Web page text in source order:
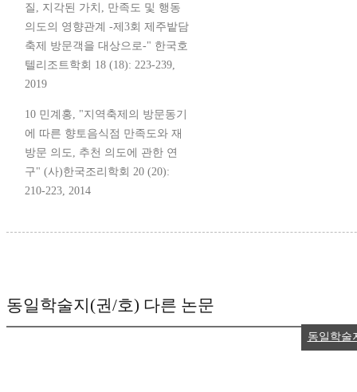
질, 지각된 가치, 만족도 및 행동
의도의 영향관계 -제3회 제주밭담
축제 방문객을 대상으로-" 한국호
텔리조트학회 18 (18): 223-239,
2019
10 민계홍, "지역축제의 방문동기
에 따른 향토음식점 만족도와 재
방문 의도, 추천 의도에 관한 연
구" (사)한국조리학회 20 (20):
210-223, 2014
동일학술지(권/호) 다른 논문
동일학술